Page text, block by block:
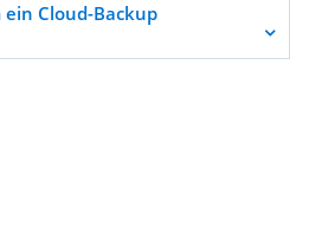
Cloud-Backup